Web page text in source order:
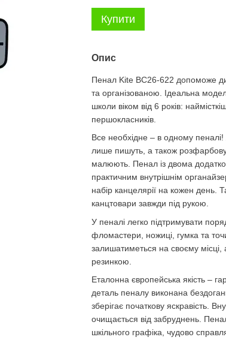
Купити
Опис
Пенал Kite BC26-622 допоможе
та організованою. Ідеальна
школи віком від 6 років:
першокласників.
Все необхідне – в одному
лише пишуть, а також
малюють. Пенал із двома
практичним внутрішнім
набір канцелярії на кожен день.
канцтовари завжди під рукою.
У пеналі легко підтримувати
фломастери, ножиці, гумка та
залишатиметься на своєму місці,
резинкою.
Еталонна європейська якість –
деталь пеналу виконана
зберігає початкову яскравість.
очищається від забруднень.
шкільного графіка, чудово